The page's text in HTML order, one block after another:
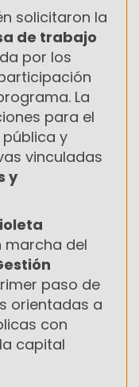
solicitaron la
de trabajo
por los
La
para el
y
vinculadas
y
marcha del
paso de
orientadas a
con
capital